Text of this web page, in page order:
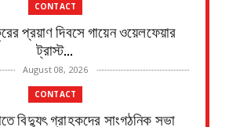
CONTACT
প্রয়াণ দিবসে গায়েন ওয়েলফেয়ার
ট্রাস্ট...
August 08, 2026
CONTACT
বিদ্যুৎ গ্রাহকদের সাংগঠনিক সভা